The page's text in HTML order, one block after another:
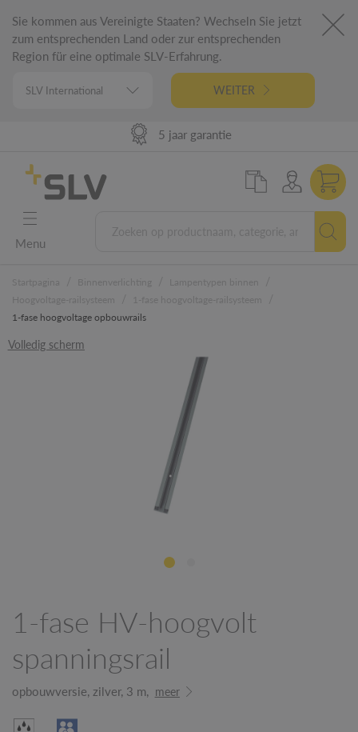
Sie kommen aus Vereinigte Staaten? Wechseln Sie jetzt
zum entsprechenden Land oder zur entsprechenden
Region für eine optimale SLV-Erfahrung.
WEITER
98% uit voorraad leverbaar
Hoge leverprestaties
5 jaar garantie
German Engineering
Menu
1-fase hoogvoltage opbouwrails
Volledig scherm
1-fase HV-hoogvolt
spanningsrail
opbouwversie, zilver, 3 m, meer